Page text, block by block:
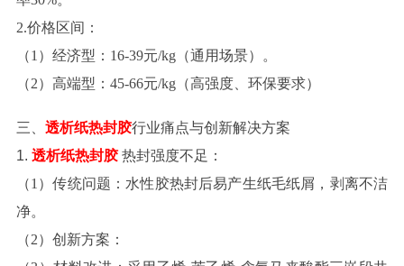
2.价格区间 ：
（1 ） 经济型 ： 16-39元/kg（通用场景）。
（2） 高端型 ： 45-66元/kg（高强度、环保要求）
三、 透析纸热封胶行业痛点与创新解决方案
1. 透析纸热封胶 热封强度不足 ：
（1 ）传统问题 ：水性胶热封后易产生纸毛纸屑，剥离不洁
净。
（2） 创新方案 ：